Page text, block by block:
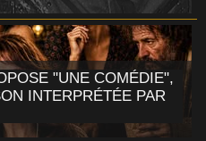
"UNE COMÉDIE",
INTERPRÉTÉE PAR